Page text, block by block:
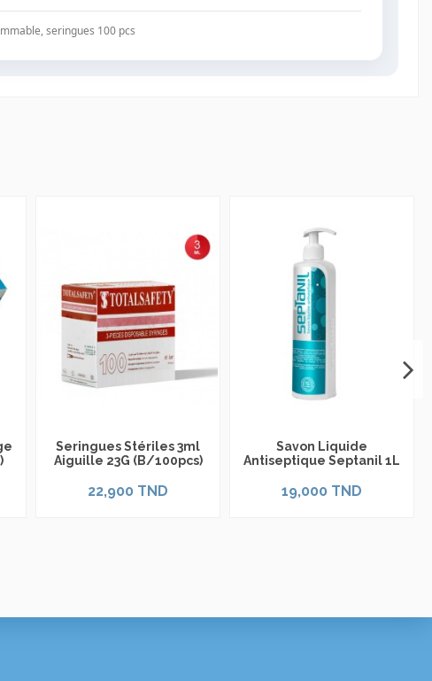
seringues 100 pcs
Seringues Stériles 3ml
Aiguille 23G (B/100pcs)
22,900 TND
Savon Liquide
Antiseptique Septanil 1L
19,000 TND